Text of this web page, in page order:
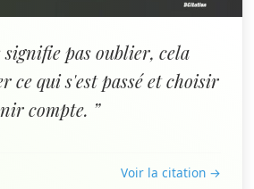
pas oublier, cela
ce qui s'est passé et choisir
compte. ”
Voir la citation →